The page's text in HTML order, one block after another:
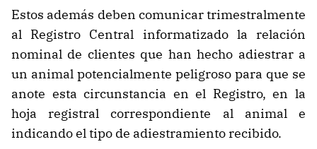
Estos además deben comunicar trimestralmente
al Registro Central informatizado la relación
nominal de clientes que han hecho adiestrar a
un animal potencialmente peligroso para que se
anote esta circunstancia en el Registro, en la
hoja registral correspondiente al animal e
indicando el tipo de adiestramiento recibido.